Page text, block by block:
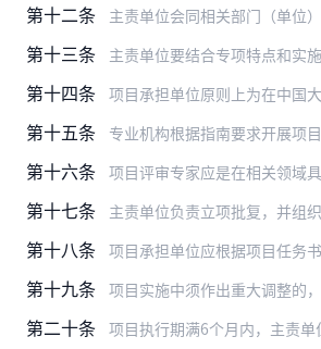
第十二条
主责单位会同相关部门（单位）组织编制重点专项的年度项目申报指南。指南应充分遵循实施方案提出的总体目
第十三条 主责单位要结合专项特点和实施需要，加强组织实施机制创新，通过竞争择优、定向委托、分阶段滚动支持等多
第十四条 项目承担单位原则上为在中国大陆境内注册满1年的独立法人单位，应具有较强科研能力和条件，诚信状况
第十五条 专业机构根据指南要求开展项目申报受理，加强科研诚信审核，采用网络评审、通讯评审
第十六条 项目评审专家应是在相关领域具有丰富经验、客观公正的高水平专家，原则上从国家科技专家库中选取，并实行
第十七条 主责单位负责立项批复，并组织专业机构与项目承担单位签订项目任务书；对于保密项目，任务书中应包括保密
第十八条 项目承担单位应根据项目任务书确定的目标任务和分工安排，按进度高质量完成相关研发任务。项目实施中，主
第十九条 项目实施中须作出重大调整的，由主责单位会同专业机构研究批复调整；对于因非正当理由致使项目撤销或终止
第二十条 项目执行期满6个月内，主责单位组织专业机构依据项目任务书和有关要求分类开展综合绩效评价，由主责单